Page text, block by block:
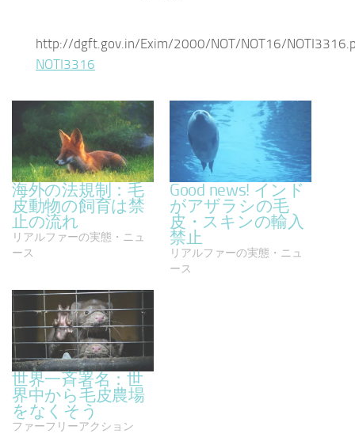
http://dgft.gov.in/Exim/2000/NOT/NOT16/
NOTI3316
海外の法規制：毛
皮動物の飼育は禁
止の流れ
リアルファーの実態・ニュ
ース
Good news! インド
がアザラシの毛
皮・スキンの輸入
禁止
リアルファーの実態・ニュ
ース
世界一斉署名：世
界中から毛皮農場
をなくそう
ファーフリーアクション